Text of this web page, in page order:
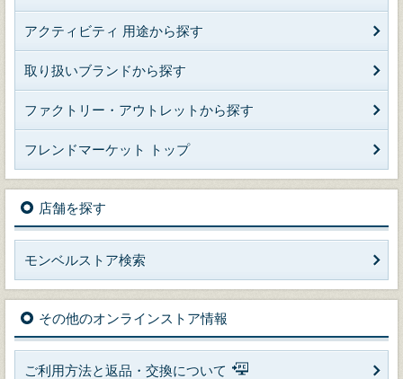
アクティビティ 用途から探す
取り扱いブランドから探す
ファクトリー・アウトレットから探す
フレンドマーケット トップ
店舗を探す
モンベルストア検索
その他のオンラインストア情報
ご利用方法と返品・交換について